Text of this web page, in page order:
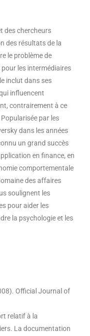
des chercheurs
des résultats de la
le problème de
pour les intermédiaires
inclut dans ses
influencent
contrairement à ce
par les
dans les années
un grand succès
en finance, en
comportementale
des affaires
soulignent les
pour aider les
la psychologie et les
Official Journal of
relatif à la
La documentation